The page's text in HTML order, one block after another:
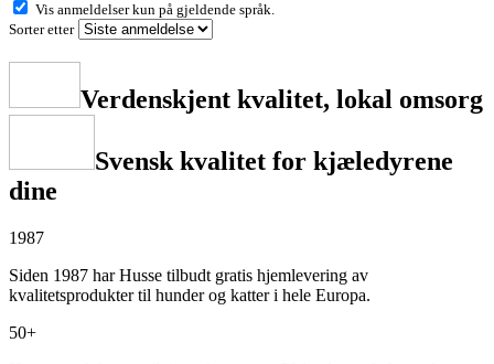
Vis anmeldelser kun på gjeldende språk.
Sorter etter
Verdenskjent kvalitet, lokal omsorg
Svensk kvalitet for kjæledyrene
dine
1987
Siden 1987 har Husse tilbudt gratis hjemlevering av
kvalitetsprodukter til hunder og katter i hele Europa.
50+